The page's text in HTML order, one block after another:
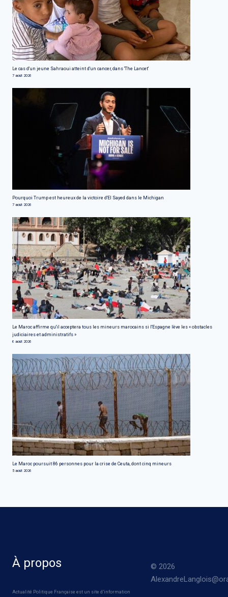
Le cas d'un jeune Sahraoui atteint d'un cancer, dans 'The Lancet'
7 août 2026
Pourquoi Trump est heureux de la victoire d'El Sayed dans le Michigan
7 août 2026
Le Maroc affirme qu'il acceptera tous les mineurs marocains si l'Espagne lève les « obstacles
judiciaires et administratifs »
6 août 2026
Le Maroc poursuit 86 personnes pour la crise de Ceuta, dont cinq mineurs
5 août 2026
À propos
Actualité Politique Française est un site d’information
© 2026